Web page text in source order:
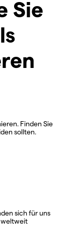
Sie
Finden Sie
sollten.
sich für uns
weltweit